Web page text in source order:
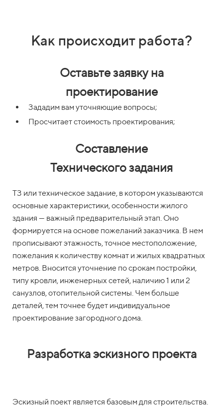
Как происходит работа?
Оставьте заявку на
проектирование
Зададим вам уточняющие вопросы;
Просчитает стоимость проектирования;
Составление
Технического задания
ТЗ или техническое задание, в котором указываются
основные характеристики, особенности жилого
здания — важный предварительный этап. Оно
формируется на основе пожеланий заказчика. В нем
прописывают этажность, точное местоположение,
пожелания к количеству комнат и жилых квадратных
метров. Вносится уточнение по срокам постройки,
типу кровли, инженерных сетей, наличию 1 или 2
санузлов, отопительной системы. Чем больше
деталей, тем точнее будет индивидуальное
проектирование загородного дома.
Разработка эскизного проекта
Эскизный поект является базовым для строительства.